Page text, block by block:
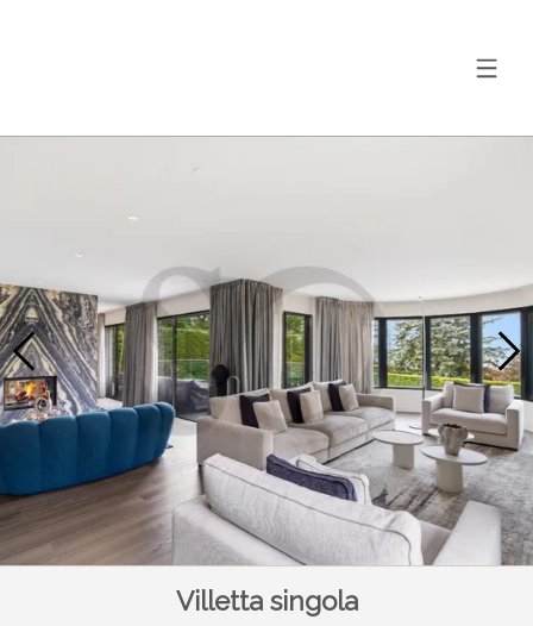
Villetta singola